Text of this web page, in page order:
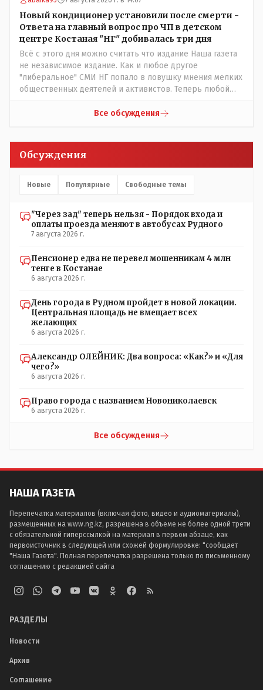
знали о нем такое нехорошее? Ну и сейчас значит не
надо. Обойдёмся как-нибудь vofkakst: Где ономасты,
которые топят за возвращение исторических
названийТак вернули же историческое Кустанай
коренное название городишка
Новый кондиционер установили после смерти -
Ответа на главный вопрос про ЧП в детском
центре Костаная "НГ" добивалась три дня
Всё с этого дня можно считать что издание Наша газета
не независимое издание. Как и любое другое
"либеральное" СМИ НГ попало в ловушку мнения мелких
общественных деятелей и активистов. Теперь любой
условия газете информационно бомбордируя ее пока та
ниче не значат. Прискорбно и иронично
Все обсуждения
Обсуждения
Новые Популярные Свободные темы
"Через зад" теперь нельзя - Порядок входа и
оплаты проезда меняют в автобусах Рудного
7 августа 2026 г.
Пенсионер едва не перевел мошенникам 4 млн
тенге в Костанае
6 августа 2026 г.
День города в Рудном пройдет в новой локации.
Центральная площадь не вмещает всех
желающих
6 августа 2026 г.
Александр ОЛЕЙНИК: Два вопроса: «Как?» и «Для
чего?»
6 августа 2026 г.
Право города с названием Новониколаевск
6 августа 2026 г.
Все обсуждения
НАША ГАЗЕТА
Перепечатка материалов (включая фото, видео и аудиоматериалы),
размещенных на www.ng.kz, разрешена в объеме не более одной трети
с обязательной гиперссылкой на материал в первом абзаце, как
первоисточник в следующей или схожей формулировке: "сообщает
"Наша Газета". Полная перепечатка разрешена только по письменному
соглашению с редакцией сайта
РАЗДЕЛЫ
Новости
Архив
Соглашение